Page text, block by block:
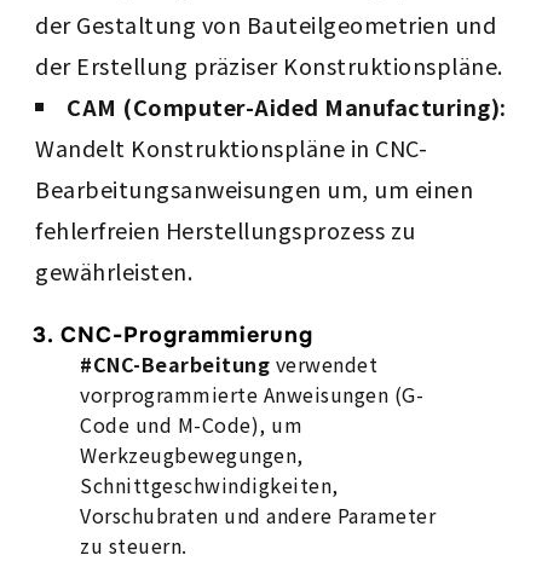
der Gestaltung von Bauteilgeometrien und
der Erstellung präziser Konstruktionspläne.
CAM (Computer-Aided Manufacturing):
Wandelt Konstruktionspläne in CNC-
Bearbeitungsanweisungen um, um einen
fehlerfreien Herstellungsprozess zu
gewährleisten.
3.CNC-Programmierung
#CNC-Bearbeitung verwendet
vorprogrammierte Anweisungen (G-
Code und M-Code), um
Werkzeugbewegungen,
Schnittgeschwindigkeiten,
Vorschubraten und andere Parameter
zu steuern.